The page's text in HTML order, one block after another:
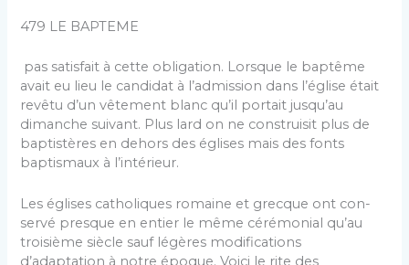
479 LE BAPTEME
pas satisfait à cette obligation. Lorsque le baptême
avait eu lieu le candidat à l’admission dans l’église était
revêtu d’un vêtement blanc qu’il portait jusqu’au
dimanche sui­vant. Plus lard on ne construisit plus de
baptistères en dehors des églises mais des fonts
baptismaux à l’intérieur.
Les églises catholiques romaine et grecque ont con­
servé presque en entier le même cérémonial qu’au
troi­sième siècle sauf légères modifications
d’adaptation à notre époque. Voici le rite des